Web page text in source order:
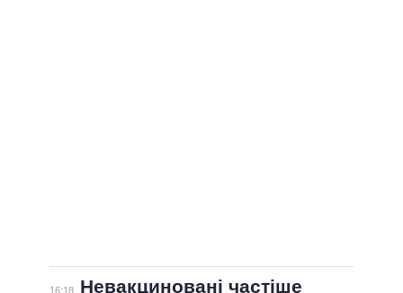
16:18
Невакциновані частіше